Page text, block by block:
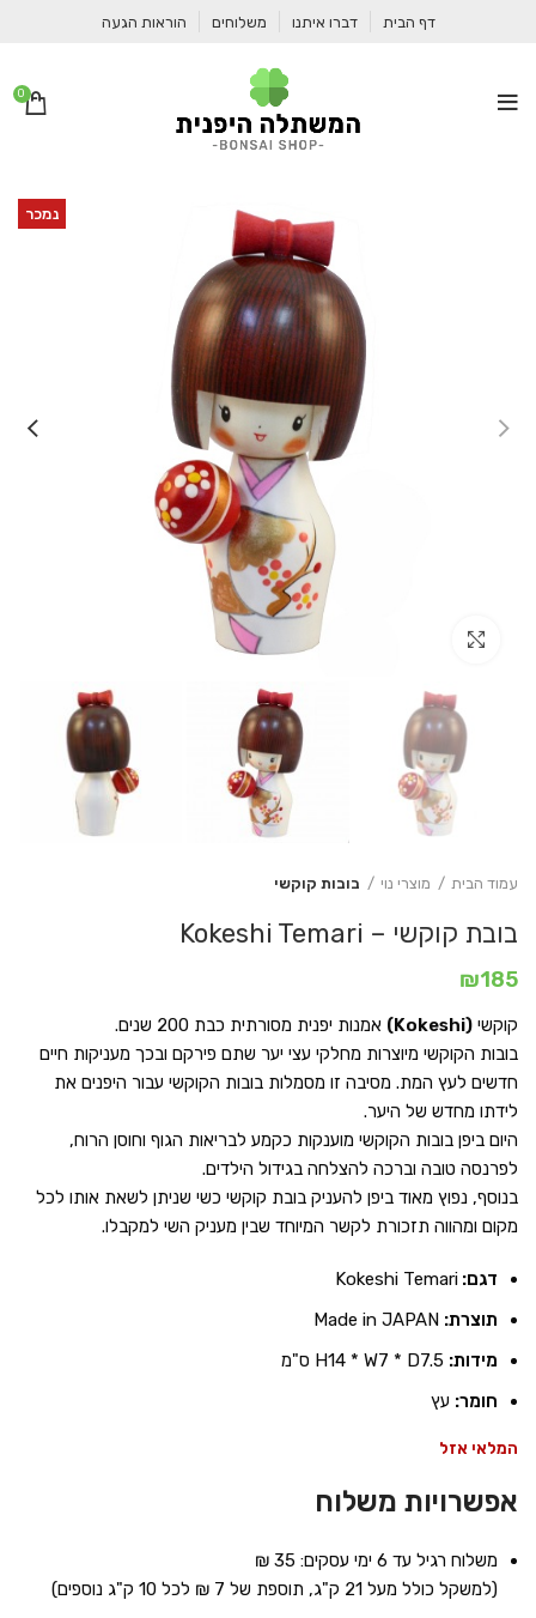
דף הבית דברו איתנו משלוחים הוראות הגעה
0
נמכר
עמוד הבית מוצרי נוי בובות קוקשי
בובת קוקשי – Kokeshi Temari
₪185
קוקשי (Kokeshi)
אמנות יפנית מסורתית כבת 200 שנים.
בובות הקוקשי מיוצרות מחלקי עצי יער שתם פירקם ובכך מעניקות חיים
חדשים לעץ המת. מסיבה זו מסמלות בובות הקוקשי עבור היפנים את
לידתו מחדש של היער.
היום ביפן בובות הקוקשי מוענקות כקמע לבריאות הגוף וחוסן הרוח,
לפרנסה טובה וברכה להצלחה בגידול הילדים.
בנוסף, נפוץ מאוד ביפן להעניק בובת קוקשי כשי שניתן לשאת אותו לכל
מקום ומהווה תזכורת לקשר המיוחד שבין מעניק השי למקבלו.
דגם: Kokeshi Temari
תוצרת:
מידות:
חומר: עץ
המלאי אזל
אפשרויות משלוח
משלוח רגיל עד 6 ימי עסקים: 35 ₪
(למשקל כולל מעל 21 ק"ג, תוספת של 7 ₪ לכל 10 ק"ג נוספים)